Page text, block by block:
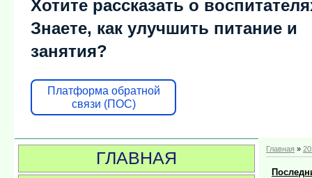
Хотите рассказать о
Знаете, как улучшить питание и
занятия?
Платформа обратной
связи (ПОС)
ГЛАВНАЯ
Главная »